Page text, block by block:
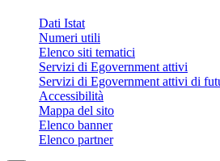
Dati Istat
Numeri utili
Elenco siti tematici
Servizi di Egovernment attivi
Servizi di Egovernment attivi di
Accessibilità
Mappa del sito
Elenco banner
Elenco partner